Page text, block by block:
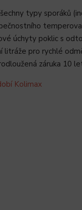
typy sporáků
úchyty poklic s
litráže pro rychlé
záruka 10
Kolimax